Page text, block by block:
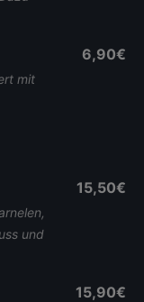
mit
6,90€
und
15,50€
15,90€